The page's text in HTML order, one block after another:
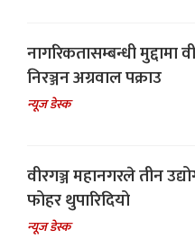
नागरिकतासम्बन्धी मुद्दामा
निरञ्जन अग्रवाल पक्राउ
न्यूज डेस्क
वीरगञ्ज महानगरले तीन
फोहर थुपारिदियो
न्यूज डेस्क